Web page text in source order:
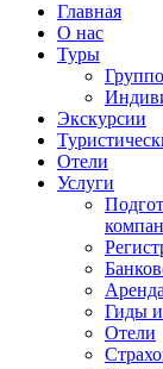
Главная
О нас
Туры
Экскурсии
Отели
Услуги
Гиды
Отели